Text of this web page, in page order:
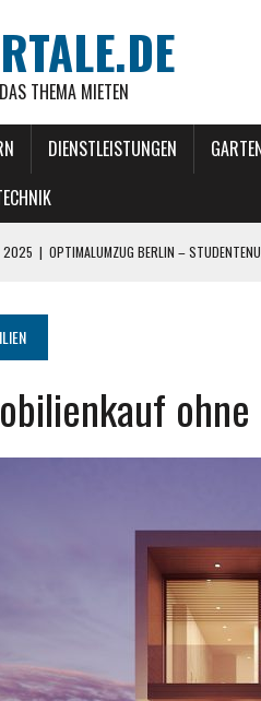
THEMA MIETEN
DIENSTLEISTUNGEN
2025 | OPTIMALUMZUG BERLIN –
NACHHALTIG LEBEN: EIN ALLTAG ZWISCHEN
UMZÜGE BERLIN: BEILADUNG CLEVER